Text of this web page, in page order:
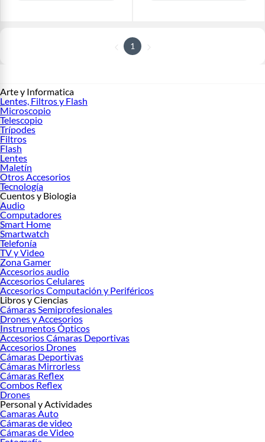
1
Arte y Informatica
Lentes, Filtros y Flash
Microscopio
Telescopio
Trípodes
Filtros
Flash
Lentes
Maletín
Otros Accesorios
Tecnología
Cuentos y Biologia
Audio
Computadores
Smart Home
Smartwatch
Telefonía
TV y Video
Zona Gamer
Accesorios audio
Accesorios Celulares
Accesorios Computación y Periféricos
Libros y Ciencias
Cámaras Semiprofesionales
Drones y Accesorios
Instrumentos Ópticos
Accesorios Cámaras Deportivas
Accesorios Drones
Cámaras Deportivas
Cámaras Mirrorless
Cámaras Reflex
Combos Reflex
Drones
Personal y Actividades
Camaras Auto
Cámaras de video
Cámaras de Video